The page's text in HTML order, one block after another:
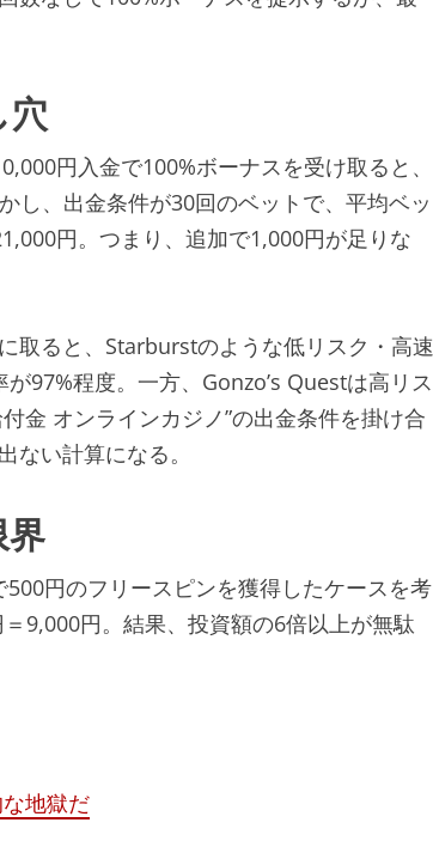
円入金で100%ボーナスを受け取ると、
し、出金条件が30回のベットで、平均ベッ
円。つまり、追加で1,000円が足りな
取ると、Starburstのような低リスク・高速
97%程度。一方、Gonzo’s Questは高リス
金 オンラインカジノ”の出金条件を掛け合
ない計算になる。
円のフリースピンを獲得したケースを考
9,000円。結果、投資額の6倍以上が無駄
地獄だ